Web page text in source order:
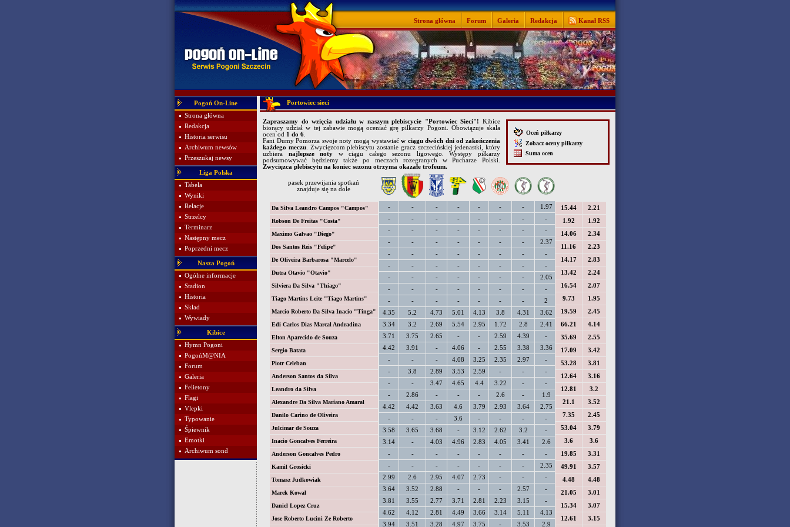
Strona główna Forum Galeria Redakcja Kanał RSS
Pogoń On-Line
Strona główna
Redakcja
Historia serwisu
Archiwum newsów
Przeszukaj newsy
Liga Polska
Tabela
Wyniki
Relacje
Strzelcy
Terminarz
Następny mecz
Poprzedni mecz
Nasza Pogoń
Ogólne informacje
Stadion
Historia
Skład
Wywiady
Kibice
Hymn Pogoni
PogońM@NIA
Forum
Galeria
Felietony
Flagi
Vlepki
Typowanie
Śpiewnik
Emotki
Archiwum sond
Portowiec sieci
Oceń piłkarzy
Zobacz oceny piłkarzy
Suma ocen
Zapraszamy do wzięcia udziału w naszym plebiscycie "Portowiec Sieci"!
Kibice
biorący udział w tej zabawie mogą oceniać grę piłkarzy Pogoni. Obowiązuje skala
ocen od 1 do 6
Fani Dumy Pomorza swoje noty mogą wystawiaćw ciągu dwóch dni od zakończenia
każdego meczu. Zwycięzcom plebiscytu zostanie gracz szczecińskiej jedenastki, który
uzbiera najlepsze noty w ciągu całego sezonu ligowego. Występy piłkarzy
podsumowywać będziemy także po meczach rozegranych w Pucharze Polski.
Zwycięzca plebiscytu na koniec sezonu otrzyma okazałe trofeum.
pasek przewijania spotkań
znajduje się na dole
Da Silva Leandro Campos "Campos" 15.44
2.21
Robson De Freitas "Costa"
1.92
1.92
Maximo Galvao "Diego"
14.06
2.34
Dos Santos Reis "Felipe"
11.16
2.23
De Oliveira Barbarosa "Marcelo"
14.17
2.83
Dutra Otavio "Otavio"
13.42
2.24
Silviera Da Silva "Thiago"
16.54
2.07
Tiago Martins Leite "Tiago Martins"
9.73
1.95
Marcio Roberto Da Silva Inacio "Tinga"
19.59
2.45
Edi Carlos Dias Marcal Andradina
66.21
4.14
Elton Aparecido de Souza
35.69
2.55
Sergio Batata
17.09
3.42
Piotr Celeban
53.28
3.81
Anderson Santos da Silva
12.64
3.16
Leandro da Silva
12.81
3.2
Alexandre Da Silva Mariano Amaral
21.1
3.52
Danilo Carino de Oliveira
7.35
2.45
Julcimar de Souza
53.04
3.79
Inacio Goncalves Ferreira
3.6
3.6
Anderson Goncalves Pedro
19.85
3.31
Kamil Grosicki
49.91
3.57
Tomasz Judkowiak
4.48
4.48
Marek Kowal
21.05
3.01
Daniel Lopez Cruz
15.34
3.07
Jose Roberto Lucini Ze Roberto
12.61 3.15